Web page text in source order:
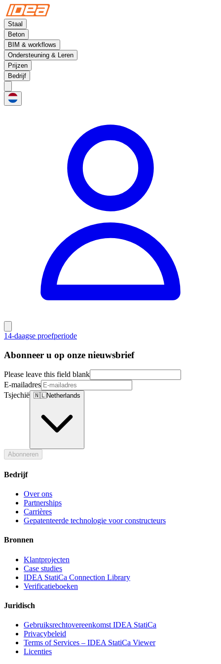
Staal
Beton
BIM & workflows
Ondersteuning & Leren
Prijzen
Bedrijf
14-daagse proefperiode
Abonneer u op onze nieuwsbrief
Please leave this field blank
E-mailadres
Tsjechië 🇳🇱Netherlands
Abonneren
Bedrijf
Over ons
Partnerships
Carrières
Gepatenteerde technologie voor constructeurs
Bronnen
Klantprojecten
Case studies
IDEA StatiCa Connection Library
Verificatieboeken
Juridisch
Gebruiksrechtovereenkomst IDEA StatiCa
Privacybeleid
Terms of Services – IDEA StatiCa Viewer
Licenties